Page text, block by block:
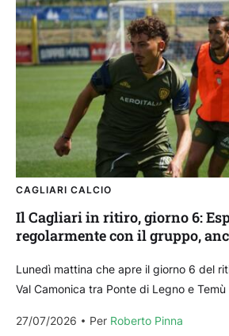
CAGLIARI CALCIO
Il Cagliari in ritiro, giorno 6:
regolarmente con il gruppo,
Lunedì mattina che apre il giorno 6 del
Val Camonica tra Ponte di Legno e
27/07/2026 Per Roberto Pinna